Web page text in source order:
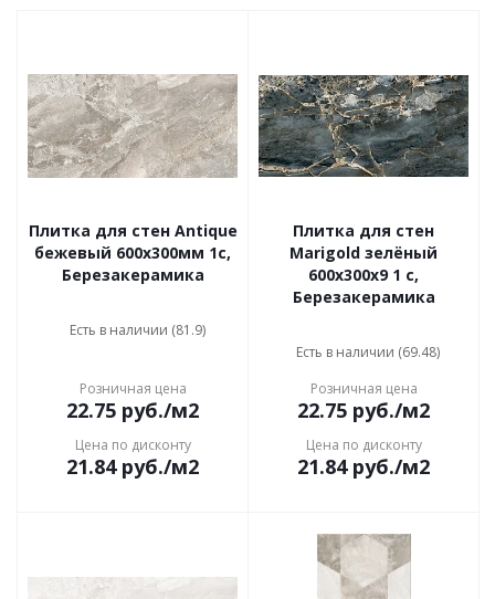
Плитка для стен Antique
бежевый 600x300мм 1с,
Березакерамика
Есть в наличии (81.9)
Розничная цена
22.75 руб./м2
Цена по дисконту
21.84руб./м2
Плитка для стен
Marigold зелёный
600х300х9 1 с,
Березакерамика
Есть в наличии (69.48)
Розничная цена
22.75 руб./м2
Цена по дисконту
21.84руб./м2